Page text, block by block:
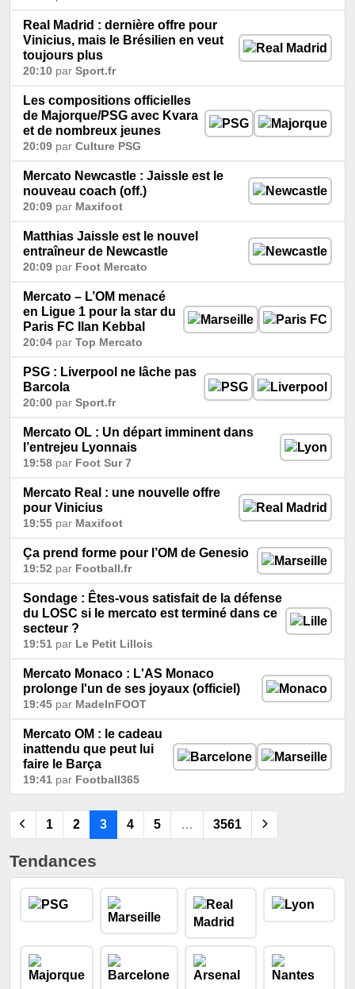
Real Madrid : dernière offre pour
Vinicius, mais le Brésilien en veut
toujours plus
20:10 par Sport.fr
Les compositions officielles
de Majorque/PSG avec Kvara
et de nombreux jeunes
20:09 par Culture PSG
Mercato Newcastle : Jaissle est le
nouveau coach (off.)
20:09 par Maxifoot
Matthias Jaissle est le nouvel
entraîneur de Newcastle
20:09 par Foot Mercato
Mercato – L’OM menacé
en Ligue 1 pour la star du
Paris FC Ilan Kebbal
20:04 par Top Mercato
PSG : Liverpool ne lâche pas
Barcola
20:00 par Sport.fr
Mercato OL : Un départ imminent dans
l’entrejeu Lyonnais
19:58 par Foot Sur 7
Mercato Real : une nouvelle offre
pour Vinicius
19:55 par Maxifoot
Ça prend forme pour l’OM de Genesio
19:52 par Football.fr
Sondage : Êtes-vous satisfait de la défense
du LOSC si le mercato est terminé dans ce
secteur ?
19:51 par Le Petit Lillois
Mercato Monaco : L'AS Monaco
prolonge l'un de ses joyaux (officiel)
19:45 par MadeInFOOT
Mercato OM : le cadeau
inattendu que peut lui
faire le Barça
19:41 par Football365
1 2 3 4 5 … 3561
Tendances